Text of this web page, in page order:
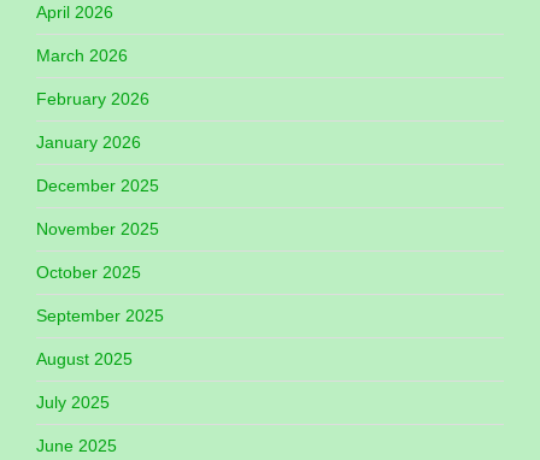
April 2026
March 2026
February 2026
January 2026
December 2025
November 2025
October 2025
September 2025
August 2025
July 2025
June 2025